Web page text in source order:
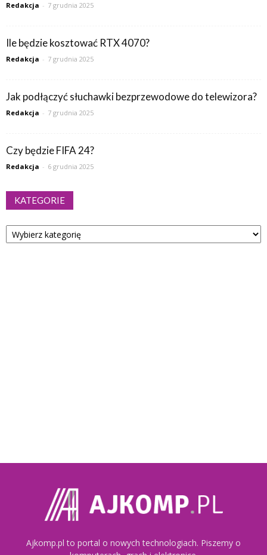
Redakcja - 7 grudnia 2025
Ile będzie kosztować RTX 4070?
Redakcja - 7 grudnia 2025
Jak podłączyć słuchawki bezprzewodowe do telewizora?
Redakcja - 7 grudnia 2025
Czy będzie FIFA 24?
Redakcja - 6 grudnia 2025
KATEGORIE
Kategorie
Ajkomp.pl to portal o nowych technologiach. Piszemy o